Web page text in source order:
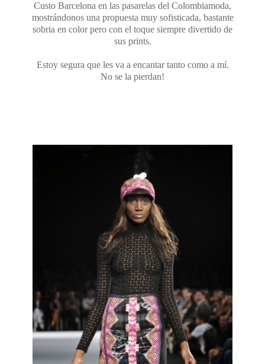
Custo Barcelona en las pasarelas del Colombiamoda,
mostrándonos una propuesta muy sofisticada, bastante
sobria en color pero con el toque siempre divertido de
sus prints.
Estoy segura que les va a encantar tanto como a mí.
No se la pierdan!